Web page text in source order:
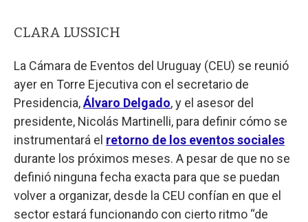
CLARA LUSSICH
La Cámara de Eventos del Uruguay (CEU) se reunió
ayer en Torre Ejecutiva con el secretario de
Presidencia,Álvaro Delgado, y el asesor del
presidente, Nicolás Martinelli, para definir cómo se
instrumentará el retorno de los eventos sociales
durante los próximos meses. A pesar de que no se
definió ninguna fecha exacta para que se puedan
volver a organizar, desde la CEU confían en que el
sector estará funcionando con cierto ritmo “de